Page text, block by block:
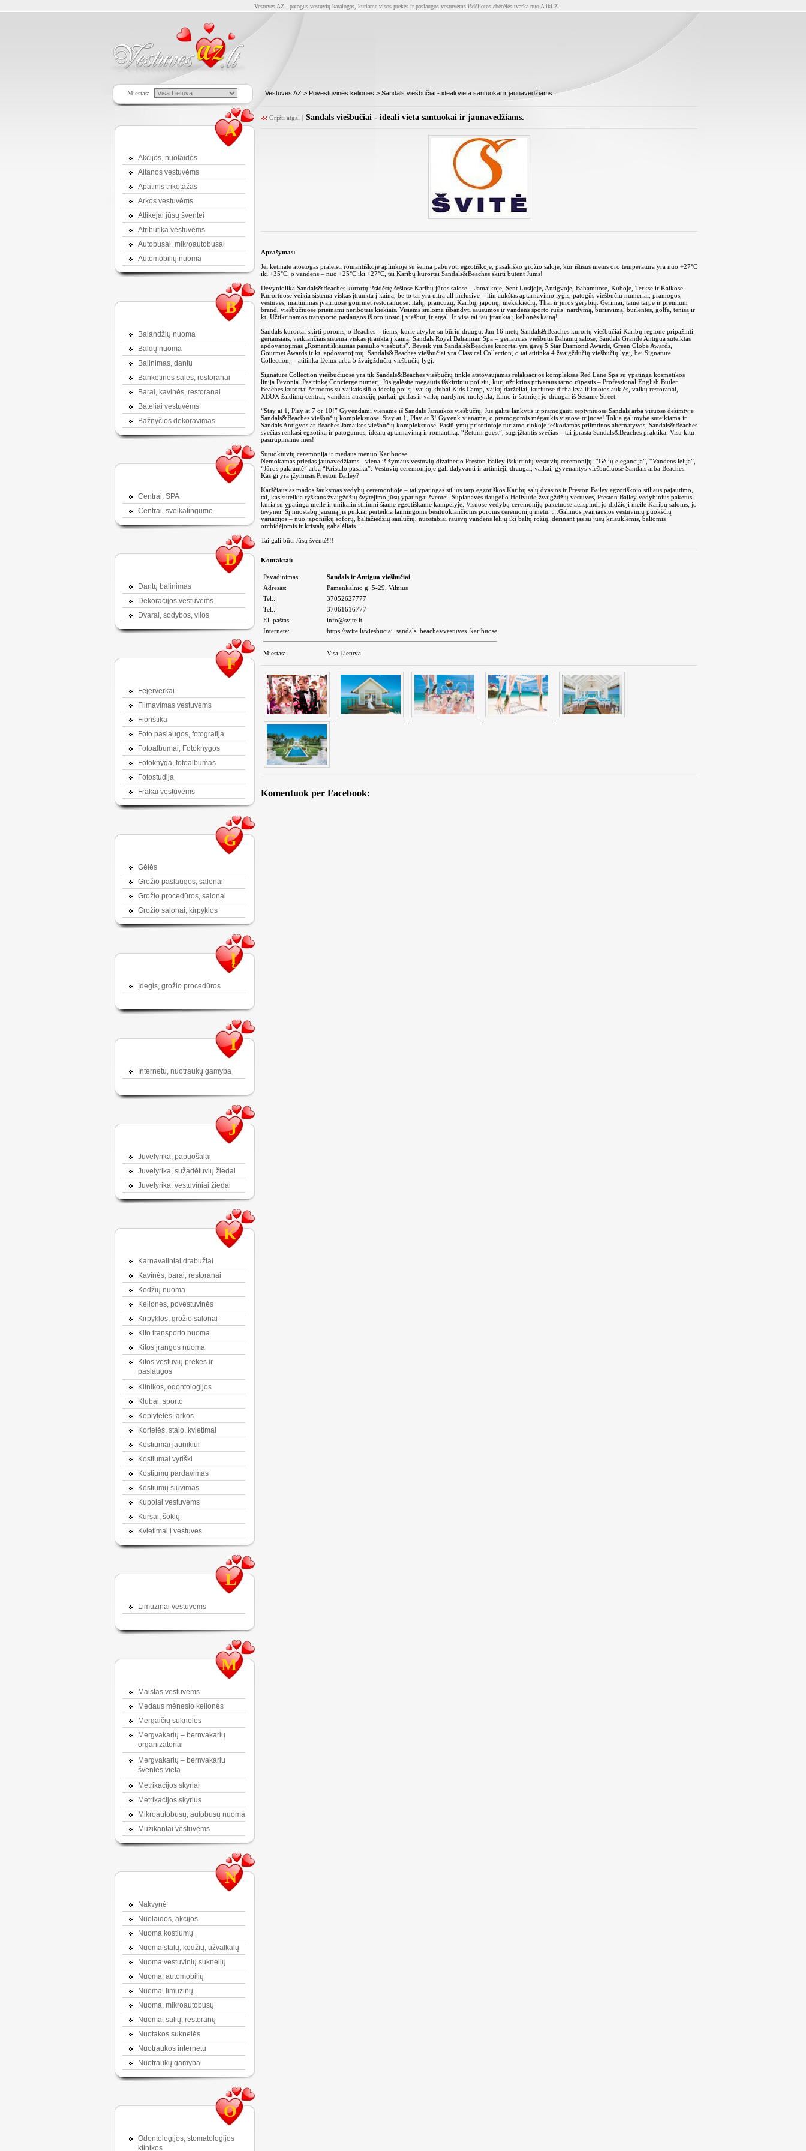
Vestuves AZ - patogus vestuvių katalogas, kuriame visos prekės ir paslaugos vestuvėms išdėliotos abėcėlės tvarka nuo A iki Z.
Miestas: Vestuves AZ > Povestuvinės kelionės > Sandals viešbučiai - ideali vieta santuokai ir jaunavedžiams.
A
Akcijos, nuolaidos
Altanos vestuvėms
Apatinis trikotažas
Arkos vestuvėms
Atlikėjai jūsų šventei
Atributika vestuvėms
Autobusai, mikroautobusai
Automobilių nuoma
B
Balandžių nuoma
Baldų nuoma
Balinimas, dantų
Banketinės salės, restoranai
Barai, kavinės, restoranai
Bateliai vestuvėms
Bažnyčios dekoravimas
C
Centrai, SPA
Centrai, sveikatingumo
D
Dantų balinimas
Dekoracijos vestuvėms
Dvarai, sodybos, vilos
F
Fejerverkai
Filmavimas vestuvėms
Floristika
Foto paslaugos, fotografija
Fotoalbumai, Fotoknygos
Fotoknyga, fotoalbumas
Fotostudija
Frakai vestuvėms
G
Gėlės
Grožio paslaugos, salonai
Grožio procedūros, salonai
Grožio salonai, kirpyklos
Į
Įdegis, grožio procedūros
I
Internetu, nuotraukų gamyba
J
Juvelyrika, papuošalai
Juvelyrika, sužadėtuvių žiedai
Juvelyrika, vestuviniai žiedai
K
Karnavaliniai drabužiai
Kavinės, barai, restoranai
Kėdžių nuoma
Kelionės, povestuvinės
Kirpyklos, grožio salonai
Kito transporto nuoma
Kitos įrangos nuoma
Kitos vestuvių prekės ir
paslaugos
Klinikos, odontologijos
Klubai, sporto
Koplytėlės, arkos
Kortelės, stalo, kvietimai
Kostiumai jaunikiui
Kostiumai vyriški
Kostiumų pardavimas
Kostiumų siuvimas
Kupolai vestuvėms
Kursai, šokių
Kvietimai į vestuves
L
Limuzinai vestuvėms
M
Maistas vestuvėms
Medaus mėnesio kelionės
Mergaičių suknelės
Mergvakarių – bernvakarių
organizatoriai
Mergvakarių – bernvakarių
šventės vieta
Metrikacijos skyriai
Metrikacijos skyrius
Mikroautobusų, autobusų nuoma
Muzikantai vestuvėms
N
Nakvynė
Nuolaidos, akcijos
Nuoma kostiumų
Nuoma stalų, kėdžių, užvalkalų
Nuoma vestuvinių suknelių
Nuoma, automobilių
Nuoma, limuzinų
Nuoma, mikroautobusų
Nuoma, salių, restoranų
Nuotakos suknelės
Nuotraukos internetu
Nuotraukų gamyba
O
Odontologijos, stomatologijos
klinikos
Grįžti atgal | Sandals viešbučiai - ideali vieta santuokai ir jaunavedžiams.
Aprašymas:
Jei ketinate atostogas praleisti romantiškoje aplinkoje su šeima pabuvoti egzotiškoje, pasakiško grožio saloje, kur ištisus metus oro temperatūra yra nuo +27°C
iki +35°C, o vandens – nuo +25°C iki +27°C, tai Karibų kurortai Sandals&Beaches skirti būtent Jums!
Devyniolika Sandals&Beaches kurortų išsidėstę šešiose Karibų jūros salose – Jamaikoje, Sent Lusijoje, Antigvoje, Bahamuose, Kuboje, Terkse ir Kaikose.
Kurortuose veikia sistema viskas įtraukta į kainą, be to tai yra ultra all inclusive – itin aukštas aptarnavimo lygis, patogūs viešbučių numeriai, pramogos,
vestuvės, maitinimas įvairiuose gourmet restoranuose: italų, prancūzų, Karibų, japonų, meksikiečių, Thai ir jūros gėrybių. Gėrimai, tame tarpe ir premium
brand, viešbučiuose prieinami neribotais kiekiais. Visiems siūloma išbandyti sausumos ir vandens sporto rūšis: nardymą, buriavimą, burlentes, golfą, tenisą ir
kt. Užtikrinamos transporto paslaugos iš oro uosto į viešbutį ir atgal. Ir visa tai jau įtraukta į kelionės kainą!
Sandals kurortai skirti poroms, o Beaches – tiems, kurie atvykę su būriu draugų. Jau 16 metų Sandals&Beaches kurortų viešbučiai Karibų regione pripažinti
geriausiais, veikiančiais sistema viskas įtraukta į kainą. Sandals Royal Bahamian Spa – geriausias viešbutis Bahamų salose, Sandals Grande Antigua suteiktas
apdovanojimas „Romantiškiausias pasaulio viešbutis”. Beveik visi Sandals&Beaches kurortai yra gavę 5 Star Diamond Awards, Green Globe Awards,
Gourmet Awards ir kt. apdovanojimų. Sandals&Beaches viešbučiai yra Classical Collection, o tai atitinka 4 žvaigždučių viešbučių lygį, bei Signature
Collection, – atitinka Delux arba 5 žvaigždučių viešbučių lygį.
Signature Collection viešbučiuose yra tik Sandals&Beaches viešbučių tinkle atstovaujamas relaksacijos kompleksas Red Lane Spa su ypatinga kosmetikos
linija Pevonia. Pasirinkę Concierge numerį, Jūs galėsite mėgautis išskirtiniu poilsiu, kurį užtikrins privataus tarno rūpestis – Professional English Butler.
Beaches kurortai šeimoms su vaikais siūlo idealų poilsį: vaikų klubai Kids Camp, vaikų darželiai, kuriuose dirba kvalifikuotos auklės, vaikų restoranai,
XBOX žaidimų centrai, vandens atrakcijų parkai, golfas ir vaikų nardymo mokykla, Elmo ir šaunieji jo draugai iš Sesame Street.
“Stay at 1, Play at 7 or 10!” Gyvendami viename iš Sandals Jamaikos viešbučių, Jūs galite lankytis ir pramogauti septyniuose Sandals arba visuose dešimtyje
Sandals&Beaches viešbučių kompleksuose. Stay at 1, Play at 3! Gyvenk viename, o pramogomis mėgaukis visuose trijuose! Tokia galimybė suteikiama ir
Sandals Antigvos ar Beaches Jamaikos viešbučių kompleksuose. Pasiūlymų prisotintoje turizmo rinkoje ieškodamas priimtinos alternatyvos, Sandals&Beaches
svečias renkasi egzotiką ir patogumus, idealų aptarnavimą ir romantiką. “Return guest”, sugrįžtantis svečias – tai įprasta Sandals&Beaches praktika. Visu kitu
pasirūpinsime mes!
Sutuoktuvių ceremonija ir medaus mėnuo Karibuose
Nemokamas priedas jaunavedžiams - viena iš žymaus vestuvių dizainerio Preston Bailey išskirtinių vestuvių ceremonijų: “Gėlių elegancija”, “Vandens lelija”,
“Jūros pakrantė” arba “Kristalo pasaka”. Vestuvių ceremonijoje gali dalyvauti ir artimieji, draugai, vaikai, gyvenantys viešbučiuose Sandals arba Beaches.
Kas gi yra įžymusis Preston Bailey?
Karščiausias mados šauksmas vedybų ceremonijoje – tai ypatingas stilius tarp egzotiškos Karibų salų dvasios ir Preston Bailey egzotiškojo stiliaus pajautimo,
tai, kas suteikia ryškaus žvaigždžių švytėjimo jūsų ypatingai šventei. Suplanavęs daugelio Holivudo žvaigždžių vestuves, Preston Bailey vedybinius paketus
kuria su ypatinga meile ir unikaliu stiliumi šiame egzotiškame kampelyje. Visuose vedybų ceremonijų paketuose atsispindi jo didžioji meilė Karibų saloms, jo
tėvynei. Šį nuostabų jausmą jis puikiai perteikia laimingoms besituokiančioms poroms ceremonijų metu. …Galimos įvairiausios vestuvinių puokščių
variacijos – nuo japoniškų soforų, baltažiedžių saulučių, nuostabiai rausvų vandens lelijų iki baltų rožių, derinant jas su jūsų kriauklėmis, baltomis
orchidėjomis ir kristalų gabalėliais…
Tai gali būti Jūsų šventė!!!
Kontaktai:
Pavadinimas:
Sandals ir Antigua viešbučiai
Adresas:
Pamėnkalnio g. 5-29, Vilnius
Tel.:
37052627777
Tel.:
37061616777
El. paštas:
info@svite.lt
Internete:
https://svite.lt/viesbuciai_sandals_beaches/vestuves_karibuose
Miestas: Visa Lietuva
Komentuok per Facebook: